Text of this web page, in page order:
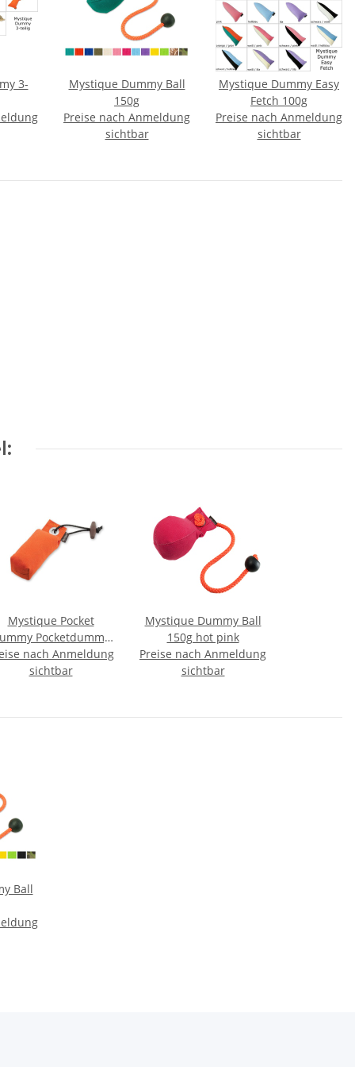
3-
Mystique Dummy Ball
150g
Preise nach Anmeldung
sichtbar
Mystique Dummy Easy
Fetch 100g
Preise nach Anmeldung
sichtbar
Mystique Pocket
Pocketdummy
orange 85g
nach Anmeldung
sichtbar
Mystique Dummy Ball
150g hot pink
Preise nach Anmeldung
sichtbar
Ball